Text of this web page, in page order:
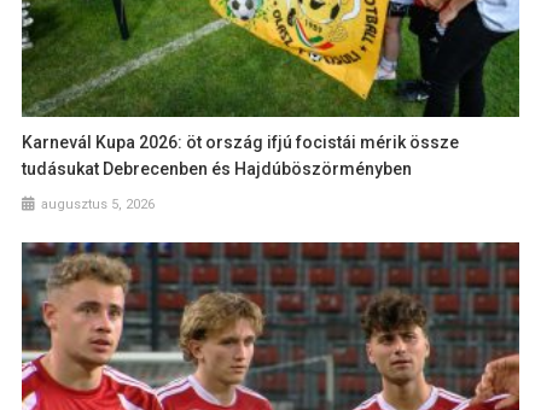
Karnevál Kupa 2026: öt ország ifjú focistái mérik össze
tudásukat Debrecenben és Hajdúböszörményben
augusztus 5, 2026